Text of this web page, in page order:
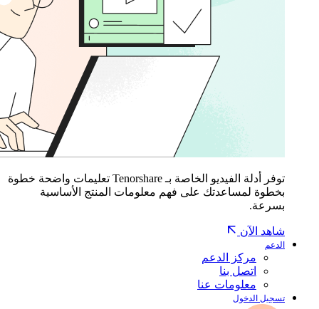
توفر أدلة الفيديو الخاصة بـ Tenorshare تعليمات واضحة خطوة
بخطوة لمساعدتك على فهم معلومات المنتج الأساسية
بسرعة.
شاهد الآن
الدعم
مركز الدعم
اتصل بنا
معلومات عنا
تسجيل الدخول